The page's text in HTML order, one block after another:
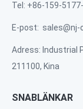
Tel: +86-159-
E-post:
Adress: Industrial
211100, Kina
SNABLÄNKAR